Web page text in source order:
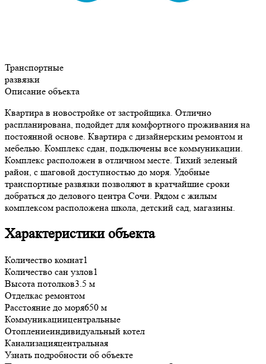
Транспортные
развязки
Описание объекта
Квартира в новостройке от застройщика. Отлично
распланирована, подойдет для комфортного проживания на
постоянной основе. Квартира с дизайнерским ремонтом и
мебелью. Комплекс сдан, подключены все коммуникации.
Комплекс расположен в отличном месте. Тихий зеленый
район, с шаговой доступностью до моря. Удобные
транспортные развязки позволяют в кратчайшие сроки
добраться до делового центра Сочи. Рядом с жилым
комплексом расположена школа, детский сад, магазины.
Характеристики объекта
Количество комнат1
Количество сан узлов1
Высота потолков3.5 м
Отделкас ремонтом
Расстояние до моря650 м
Коммуникациицентральные
Отоплениеиндивидуальный котел
Канализацияцентральная
Узнать подробности об объекте